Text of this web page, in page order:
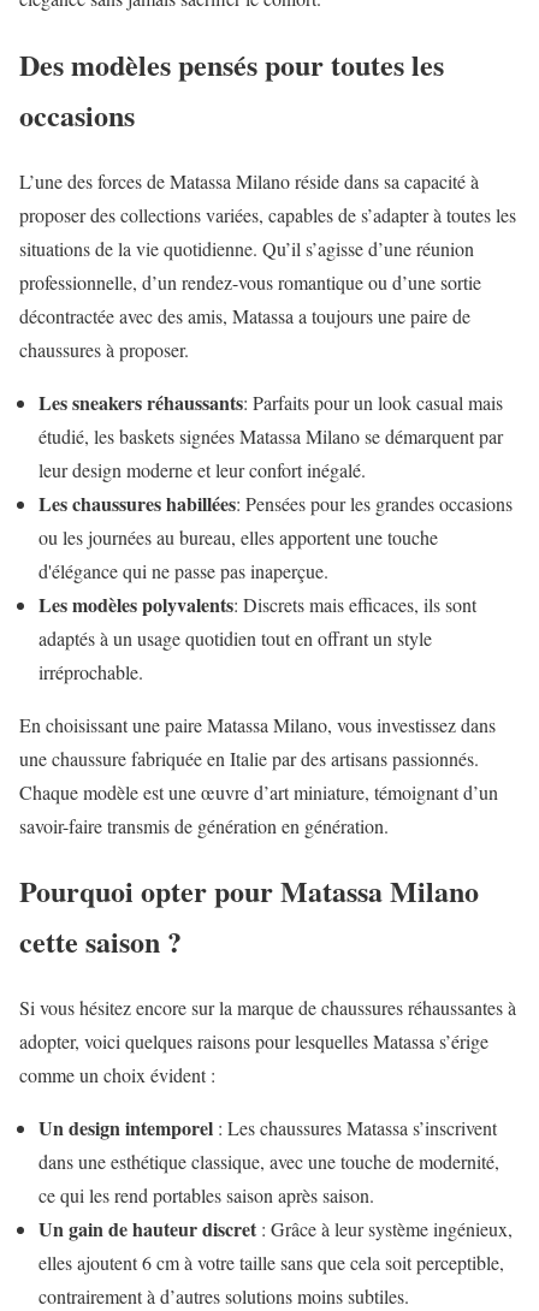
Des modèles pensés pour toutes les
occasions
L’une des forces de Matassa Milano réside dans sa capacité à
proposer des collections variées, capables de s’adapter à toutes les
situations de la vie quotidienne. Qu’il s’agisse d’une réunion
professionnelle, d’un rendez-vous romantique ou d’une sortie
décontractée avec des amis, Matassa a toujours une paire de
chaussures à proposer.
Les sneakers réhaussants: Parfaits pour un look casual mais
étudié, les baskets signées Matassa Milano se démarquent par
leur design moderne et leur confort inégalé.
Les chaussures habillées: Pensées pour les grandes occasions
ou les journées au bureau, elles apportent une touche
d'élégance qui ne passe pas inaperçue.
Les modèles polyvalents: Discrets mais efficaces, ils sont
adaptés à un usage quotidien tout en offrant un style
irréprochable.
En choisissant une paire Matassa Milano, vous investissez dans
une chaussure fabriquée en Italie par des artisans passionnés.
Chaque modèle est une œuvre d’art miniature, témoignant d’un
savoir-faire transmis de génération en génération.
Pourquoi opter pour Matassa Milano
cette saison ?
Si vous hésitez encore sur la marque de chaussures réhaussantes à
adopter, voici quelques raisons pour lesquelles Matassa s’érige
comme un choix évident :
Un design intemporel : Les chaussures Matassa s’inscrivent
dans une esthétique classique, avec une touche de modernité,
ce qui les rend portables saison après saison.
Un gain de hauteur discret : Grâce à leur système ingénieux,
elles ajoutent 6 cm à votre taille sans que cela soit perceptible,
contrairement à d’autres solutions moins subtiles.